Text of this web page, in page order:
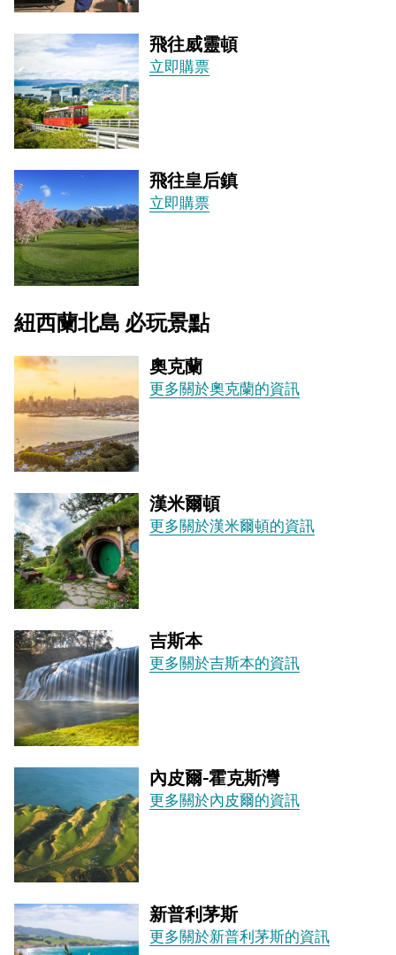
飛往威靈頓
立即購票
飛往皇后鎮
立即購票
紐西蘭北島 必玩景點
奧克蘭
更多關於奧克蘭的資訊
漢米爾頓
更多關於漢米爾頓的資訊
吉斯本
更多關於吉斯本的資訊
內皮爾-霍克斯灣
更多關於內皮爾的資訊
新普利茅斯
更多關於新普利茅斯的資訊